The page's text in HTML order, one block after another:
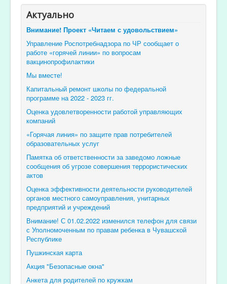
Актуально
Внимание! Проект «Читаем с удовольствием»
Управление Роспотребнадзора по ЧР сообщает о
работе «горячей линии» по вопросам
вакцинопрофилактики
Мы вместе!
Капитальный ремонт школы по федеральной
программе на 2022 - 2023 гг.
Оценка удовлетворенности работой управляющих
компаний
«Горячая линия» по защите прав потребителей
образовательных услуг
Памятка об ответственности за заведомо ложные
сообщения об угрозе совершения террористических
актов
Оценка эффективности деятельности руководителей
органов местного самоуправления, унитарных
предприятий и учреждений
Внимание! С 01.02.2022 изменился телефон для связи
с Уполномоченным по правам ребенка в Чувашской
Республике
Пушкинская карта
Акция "Безопасные окна"
Анкета для родителей по кружкам